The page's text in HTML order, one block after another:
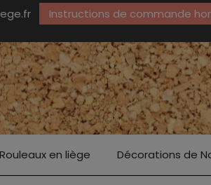
Instructions de commande
Rouleaux en liège Décorations de